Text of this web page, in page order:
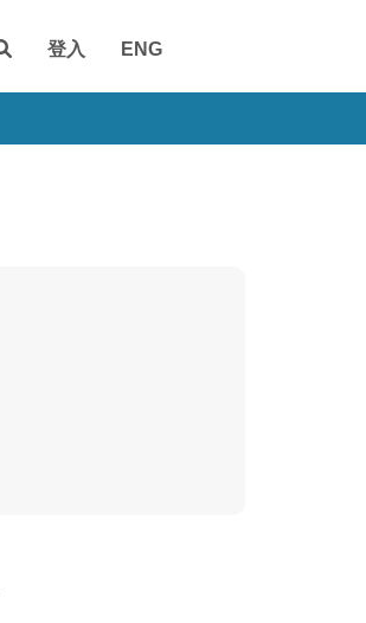
登入 ENG